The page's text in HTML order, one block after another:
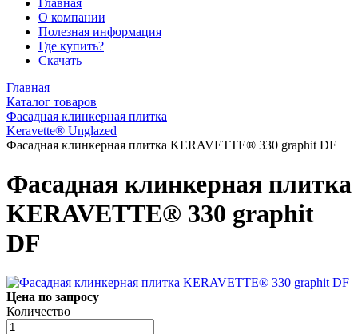
Главная
О компании
Полезная информация
Где купить?
Скачать
Главная
Каталог товаров
Фасадная клинкерная плитка
Keravette® Unglazed
Фасадная клинкерная плитка KERAVETTE® 330 graphit DF
Фасадная клинкерная плитка
KERAVETTE® 330 graphit
DF
Цена по запросу
Количество